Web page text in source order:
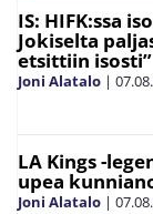
IS: HIFK:ssa
Jokiselta
etsittiin isosti”
Joni Alatalo |
LA Kings -
upea
Joni Alatalo |